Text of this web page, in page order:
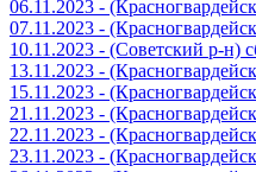
06.11.2023 -
07.11.2023 -
10.11.2023 - (Советский р-
13.11.2023 -
15.11.2023 -
21.11.2023 -
22.11.2023 -
23.11.2023 -